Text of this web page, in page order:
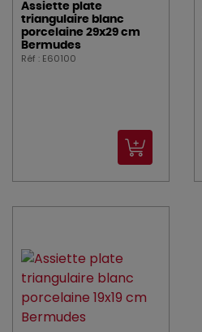
Assiette plate
triangulaire blanc
porcelaine 29x29 cm
Bermudes
Réf : E60100